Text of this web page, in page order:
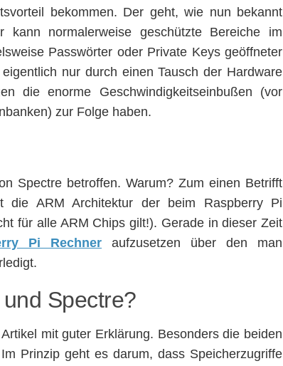
bekommen. Der geht, wie nun bekannt
normalerweise geschützte Bereiche im
Passwörter oder Private Keys geöffneter
nur durch einen Tausch der Hardware
die enorme Geschwindigkeitseinbußen (vor
zur Folge haben.
Spectre betroffen. Warum? Zum einen Betrifft
ARM Architektur der beim Raspberry Pi
für alle ARM Chips gilt!). Gerade in dieser Zeit
Pi Rechner aufzusetzen über den man
Spectre?
mit guter Erklärung. Besonders die beiden
Prinzip geht es darum, dass Speicherzugriffe